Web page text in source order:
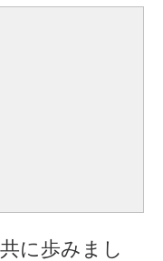
に歩みまし